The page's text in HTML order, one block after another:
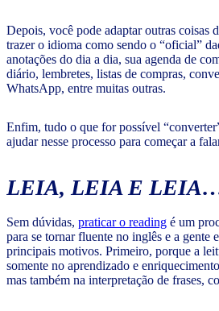
Depois, você pode adaptar outras coisas
trazer o idioma como sendo o “oficial”
anotações do dia a dia, sua agenda de
diário, lembretes, listas de compras,
WhatsApp, entre muitas outras.
Enfim, tudo o que for possível
ajudar nesse processo para começar a
LEIA, LEIA E
Sem dúvidas, praticar o reading é um
para se tornar fluente no inglês e a gente
principais motivos. Primeiro, porque a
somente no aprendizado e
mas também na interpretação de frases,